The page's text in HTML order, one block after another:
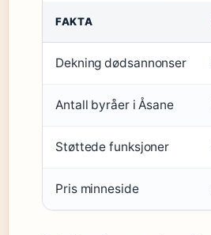
FAKTA
Dekning dødsannonser
Antall byråer i Åsane
Støttede funksjoner
Pris minneside